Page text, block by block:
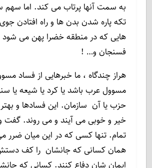
به سمت آنها پرتاب می کند. اما
تکه پاره شدن بدن ها و راه افتادن
هایی که در منطقه خضرا پهن می شود
فسنجان و… !
هراز چندگاه ، ما خبرهایی از فساد
مسوول عرب باشد یا کرد یا شیعه یا
حزب یا آن سازمان. این فسادها و
خیر و خوبی می آیند و می روند. گفت
تمام. تنها کسی که در این میان ضرر
همان کسانی که جانشان را کف
ایمان شان دفاع کنند. کسانی که